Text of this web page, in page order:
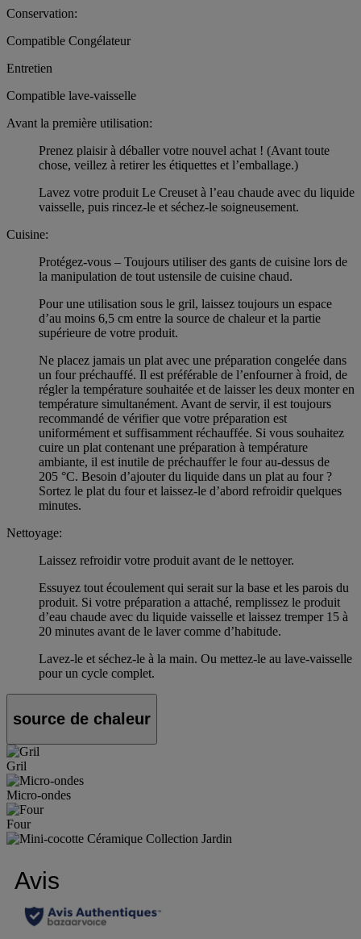
Conservation:
Compatible Congélateur
Entretien
Compatible lave-vaisselle
Avant la première utilisation:
Prenez plaisir à déballer votre nouvel achat ! (Avant toute
chose, veillez à retirer les étiquettes et l’emballage.)
Lavez votre produit Le Creuset à l’eau chaude avec du liquide
vaisselle, puis rincez-le et séchez-le soigneusement.
Cuisine:
Protégez-vous – Toujours utiliser des gants de cuisine lors de
la manipulation de tout ustensile de cuisine chaud.
Pour une utilisation sous le gril, laissez toujours un espace
d’au moins 6,5 cm entre la source de chaleur et la partie
supérieure de votre produit.
Ne placez jamais un plat avec une préparation congelée dans
un four préchauffé. Il est préférable de l’enfourner à froid, de
régler la température souhaitée et de laisser les deux monter en
température simultanément. Avant de servir, il est toujours
recommandé de vérifier que votre préparation est
uniformément et suffisamment réchauffée. Si vous souhaitez
cuire un plat contenant une préparation à température
ambiante, il est inutile de préchauffer le four au-dessus de
205 °C. Besoin d’ajouter du liquide dans un plat au four ?
Sortez le plat du four et laissez-le d’abord refroidir quelques
minutes.
Nettoyage:
Laissez refroidir votre produit avant de le nettoyer.
Essuyez tout écoulement qui serait sur la base et les parois du
produit. Si votre préparation a attaché, remplissez le produit
d’eau chaude avec du liquide vaisselle et laissez tremper 15 à
20 minutes avant de le laver comme d’habitude.
Lavez-le et séchez-le à la main. Ou mettez-le au lave-vaisselle
pour un cycle complet.
source de chaleur
Gril
Micro-ondes
Four